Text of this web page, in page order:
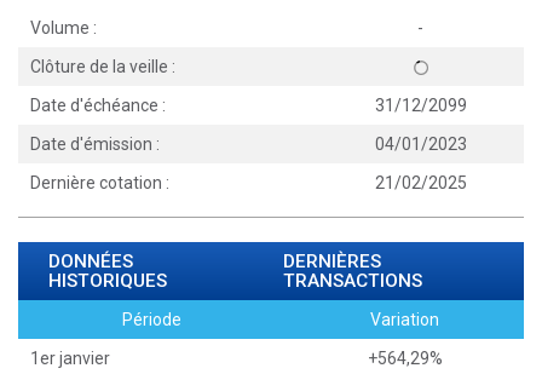
Volume :
-
Clôture de la veille :
Date d'échéance :
31/12/2099
Date d'émission :
04/01/2023
Dernière cotation :
21/02/2025
DONNÉES
HISTORIQUES
DERNIÈRES
TRANSACTIONS
Période
Variation
1er janvier
+564,29%